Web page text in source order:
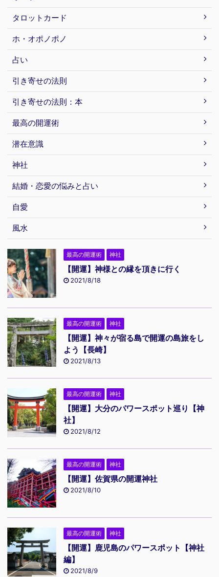
タロットカード
ホ・オポノポノ
占い
引き寄せの法則
引き寄せの法則：本
最高の開運術
潜在意識
神社
結婚・恋愛の悩みと占い
自愛
風水
最高の開運術 神社
【開運】神様との縁を頂きに行く
2021/8/18
最高の開運術 神社
【開運】神々が宿る島で開運の島旅をし
よう【長崎】
2021/8/13
最高の開運術 神社
【開運】大分のパワースポット巡り【神
社】
2021/8/12
最高の開運術 神社
【開運】佐賀県の開運神社
2021/8/10
最高の開運術 神社
【開運】鹿児島のパワースポット【神社
編】
2021/8/9